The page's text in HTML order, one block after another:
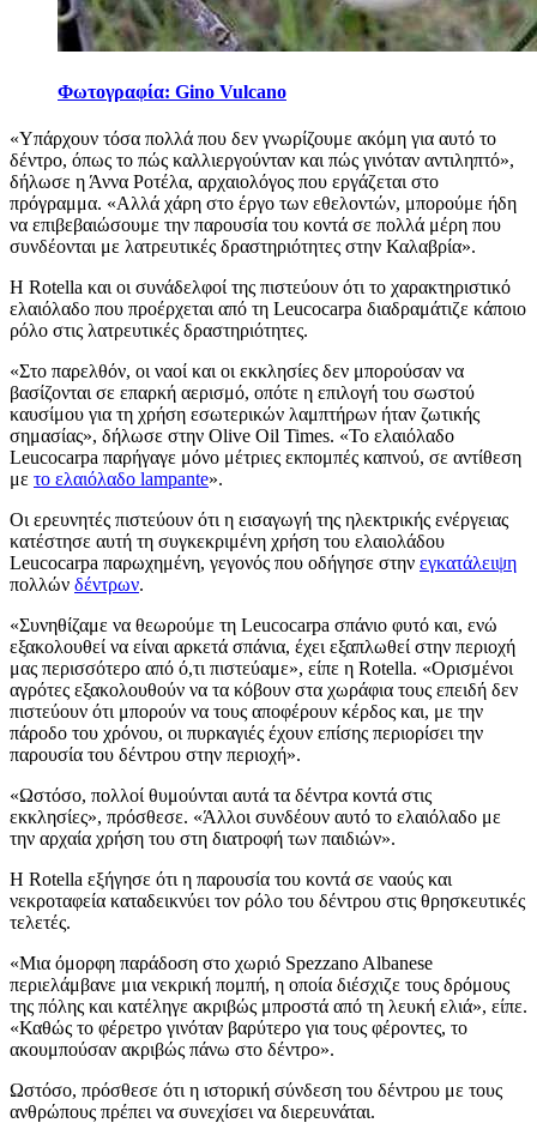
Φωτογραφία: Gino Vulcano
«Υπάρχουν τόσα πολλά που δεν γνωρίζουμε ακόμη για αυτό το
δέντρο, όπως το πώς καλλιεργούνταν και πώς γινόταν αντιληπτό»,
δήλωσε η Άννα Ροτέλα, αρχαιολόγος που εργάζεται στο
πρόγραμμα. «Αλλά χάρη στο έργο των εθελοντών, μπορούμε ήδη
να επιβεβαιώσουμε την παρουσία του κοντά σε πολλά μέρη που
συνδέονται με λατρευτικές δραστηριότητες στην Καλαβρία».
Η Rotella και οι συνάδελφοί της πιστεύουν ότι το χαρακτηριστικό
ελαιόλαδο που προέρχεται από τη Leucocarpa διαδραμάτιζε κάποιο
ρόλο στις λατρευτικές δραστηριότητες.
«Στο παρελθόν, οι ναοί και οι εκκλησίες δεν μπορούσαν να
βασίζονται σε επαρκή αερισμό, οπότε η επιλογή του σωστού
καυσίμου για τη χρήση εσωτερικών λαμπτήρων ήταν ζωτικής
σημασίας», δήλωσε στην Olive Oil Times. «Το ελαιόλαδο
Leucocarpa παρήγαγε μόνο μέτριες εκπομπές καπνού, σε αντίθεση
με το ελαιόλαδο lampante».
Οι ερευνητές πιστεύουν ότι η εισαγωγή της ηλεκτρικής ενέργειας
κατέστησε αυτή τη συγκεκριμένη χρήση του ελαιολάδου
Leucocarpa παρωχημένη, γεγονός που οδήγησε στην εγκατάλειψη
πολλών δέντρων.
«Συνηθίζαμε να θεωρούμε τη Leucocarpa σπάνιο φυτό και, ενώ
εξακολουθεί να είναι αρκετά σπάνια, έχει εξαπλωθεί στην περιοχή
μας περισσότερο από ό,τι πιστεύαμε», είπε η Rotella. «Ορισμένοι
αγρότες εξακολουθούν να τα κόβουν στα χωράφια τους επειδή δεν
πιστεύουν ότι μπορούν να τους αποφέρουν κέρδος και, με την
πάροδο του χρόνου, οι πυρκαγιές έχουν επίσης περιορίσει την
παρουσία του δέντρου στην περιοχή».
«Ωστόσο, πολλοί θυμούνται αυτά τα δέντρα κοντά στις
εκκλησίες», πρόσθεσε. «Άλλοι συνδέουν αυτό το ελαιόλαδο με
την αρχαία χρήση του στη διατροφή των παιδιών».
Η Rotella εξήγησε ότι η παρουσία του κοντά σε ναούς και
νεκροταφεία καταδεικνύει τον ρόλο του δέντρου στις θρησκευτικές
τελετές.
«Μια όμορφη παράδοση στο χωριό Spezzano Albanese
περιελάμβανε μια νεκρική πομπή, η οποία διέσχιζε τους δρόμους
της πόλης και κατέληγε ακριβώς μπροστά από τη λευκή ελιά», είπε.
«Καθώς το φέρετρο γινόταν βαρύτερο για τους φέροντες, το
ακουμπούσαν ακριβώς πάνω στο δέντρο».
Ωστόσο, πρόσθεσε ότι η ιστορική σύνδεση του δέντρου με τους
ανθρώπους πρέπει να συνεχίσει να διερευνάται.